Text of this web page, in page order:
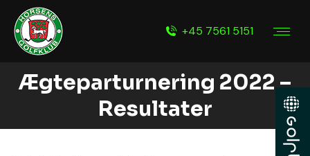
+45 7561 5151
Ægteparturnering 2022 –
Resultater